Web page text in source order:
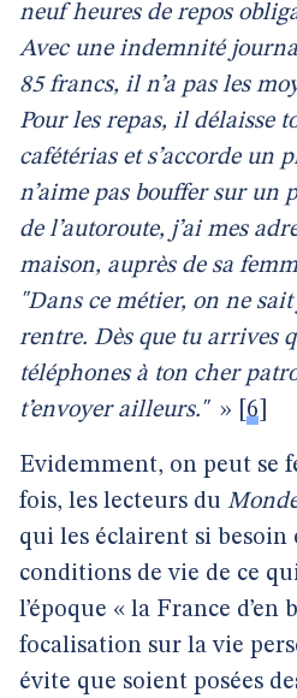
neuf heures de repos
Avec une indemnité
85 francs, il n’a pas les
Pour les repas, il délaisse
cafétérias et s’accorde un
n’aime pas bouffer sur un
de l’autoroute, j’ai mes
maison, auprès de sa
"Dans ce métier, on ne
rentre. Dès que tu arrives
téléphones à ton cher
t’envoyer ailleurs." » 6
Evidemment, on peut se
fois, les lecteurs du
qui les éclairent si besoin
conditions de vie de ce
l’époque « la France d’en
focalisation sur la vie
évite que soient posées